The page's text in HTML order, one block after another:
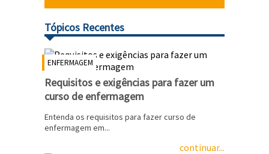
Tópicos Recentes
ENFERMAGEM
Requisitos e exigências para fazer um
curso de enfermagem
Entenda os requisitos para fazer curso de
enfermagem em...
continuar...